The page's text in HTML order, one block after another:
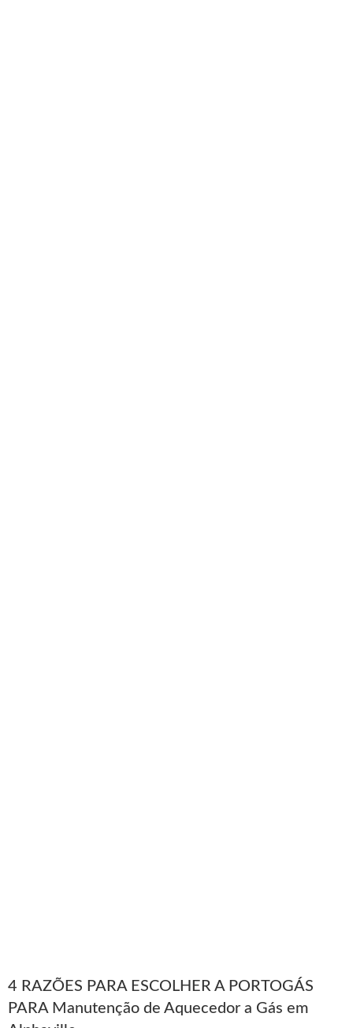
4 RAZÕES PARA ESCOLHER A PORTOGÁS
PARA Manutenção de Aquecedor a Gás em